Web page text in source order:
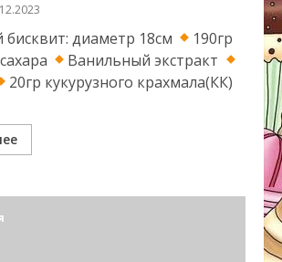
диаметр 18см
190гр
Ванильный экстракт
20гр кукурузного крахмала(КК)